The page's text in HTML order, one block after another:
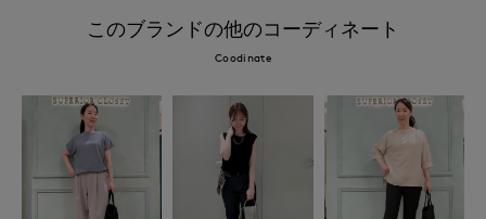
このブランドの他のコーディネート
Coodinate